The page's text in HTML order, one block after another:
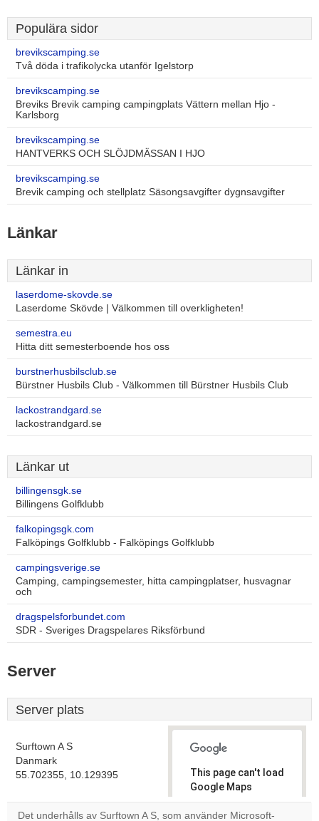
Populära sidor
brevikscamping.se
Två döda i trafikolycka utanför Igelstorp
brevikscamping.se
Breviks Brevik camping campingplats Vättern mellan Hjo -
Karlsborg
brevikscamping.se
HANTVERKS OCH SLÖJDMÄSSAN I HJO
brevikscamping.se
Brevik camping och stellplatz Säsongsavgifter dygnsavgifter
Länkar
Länkar in
laserdome-skovde.se
Laserdome Skövde | Välkommen till overkligheten!
semestra.eu
Hitta ditt semesterboende hos oss
burstnerhusbilsclub.se
Bürstner Husbils Club - Välkommen till Bürstner Husbils Club
lackostrandgard.se
lackostrandgard.se
Länkar ut
billingensgk.se
Billingens Golfklubb
falkopingsgk.com
Falköpings Golfklubb - Falköpings Golfklubb
campingsverige.se
Camping, campingsemester, hitta campingplatser, husvagnar
och
dragspelsforbundet.com
SDR - Sveriges Dragspelares Riksförbund
Server
Server plats
Surftown A S
Danmark
55.702355, 10.129395
This page can't load
Google Maps
correctly.
Det underhålls av Surftown A S, som använder Microsoft-